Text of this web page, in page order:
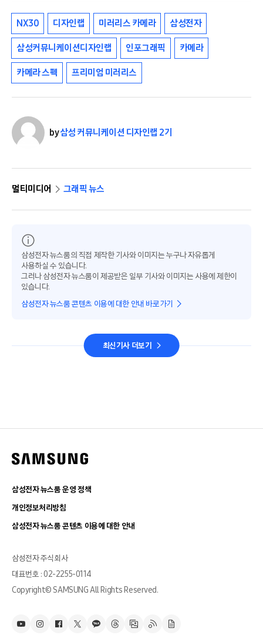
NX30 디자인랩 미러리스 카메라 삼성전자
삼성커뮤니케이션디자인랩 인포그래픽 카메라
카메라 스펙 프리미엄 미러리스
by삼성 커뮤니케이션 디자인랩 2기
멀티미디어 그래픽 뉴스
삼성전자 뉴스룸의 직접 제작한 기사와 이미지는 누구나 자유롭게
사용하실 수 있습니다.
그러나 삼성전자 뉴스룸이 제공받은 일부 기사와 이미지는 사용에 제한이
있습니다.
삼성전자 뉴스룸 콘텐츠 이용에 대한 안내 바로가기
최신기사 더보기
삼성전자 뉴스룸 운영 정책
개인정보처리방침
삼성전자 뉴스룸 콘텐츠 이용에 대한 안내
삼성전자 주식회사
대표번호 : 02-2255-0114
Copyright© SAMSUNG All Rights Reserved.